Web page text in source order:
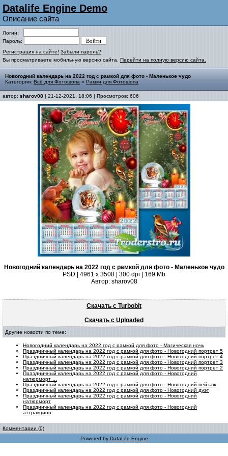
Datalife Engine Demo
Описание сайта
Логин:
Пароль:
Регистрация на сайте! Забыли пароль?
Вы просматриваете мобильную версию сайта. Перейти на полную версию сайта.
Новогодний календарь на 2022 год с рамкой для фото - Маленькое чудо
Категория: Всё для Фотошопа » Рамки для Фотошопа
автор: sharov08 | 21-12-2021, 18:06 | Просмотров: 606
Новогодний календарь на 2022 год с рамкой для фото - Маленькое чудо
PSD | 4961 х 3508 | 300 dpi | 169 Mb
Автор: sharov08
Скачать с Turbobit
Скачать с Uploaded
Другие новости по теме:
Новогодний календарь на 2022 год с рамкой для фото - Магическая ночь
Праздничный календарь на 2022 год с рамкой для фото - Новогодний портрет 5
Праздничный календарь на 2022 год с рамкой для фото - Новогодний портрет 4
Праздничный календарь на 2022 год с рамкой для фото - Новогодний портрет 3
Праздничный календарь на 2022 год с рамкой для фото - Новогодний портрет 2
Праздничный календарь на 2022 год с рамкой для фото - Новогодний
натюрморт ...
Праздничный календарь на 2022 год с рамкой для фото - Новогодний пейзаж
Праздничный календарь на 2022 год с рамкой для фото - Новогодний дуэт
Праздничный календарь на 2022 год с рамкой для фото - Новогодний
натюрморт
Праздничный календарь на 2022 год с рамкой для фото - Новогодний
аттракцион
Комментарии (0)
Powered by DataLife Engine